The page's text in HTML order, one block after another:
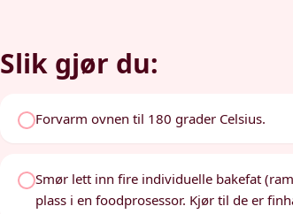
Slik gjør du:
Forvarm ovnen til 180 grader Celsius.
Smør lett inn fire individuelle bakefat
plass i en foodprosessor. Kjør til de er